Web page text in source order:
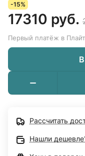
-15%
17310 руб.
Первый платёж в
Рассчитать
Нашли